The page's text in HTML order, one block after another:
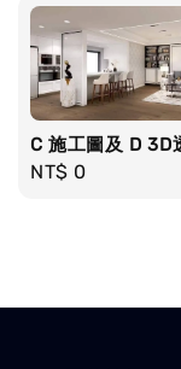
C 施工圖及 D 3D
Regular
NT$ 0